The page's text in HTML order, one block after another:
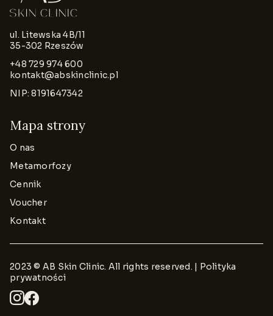
ul. Litewska 4B/11
35-302 Rzeszów
+48 729 974 600
kontakt@abskinclinic.pl
NIP: 8191647342
Mapa strony
O nas
Metamorfozy
Cennik
Voucher
Kontakt
2023 © AB Skin Clinic. All rights reserved. | Polityka
prywatności